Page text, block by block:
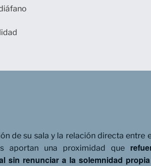
de su sala y la relación directa entre
aportan una proximidad que
sin renunciar a la solemnidad